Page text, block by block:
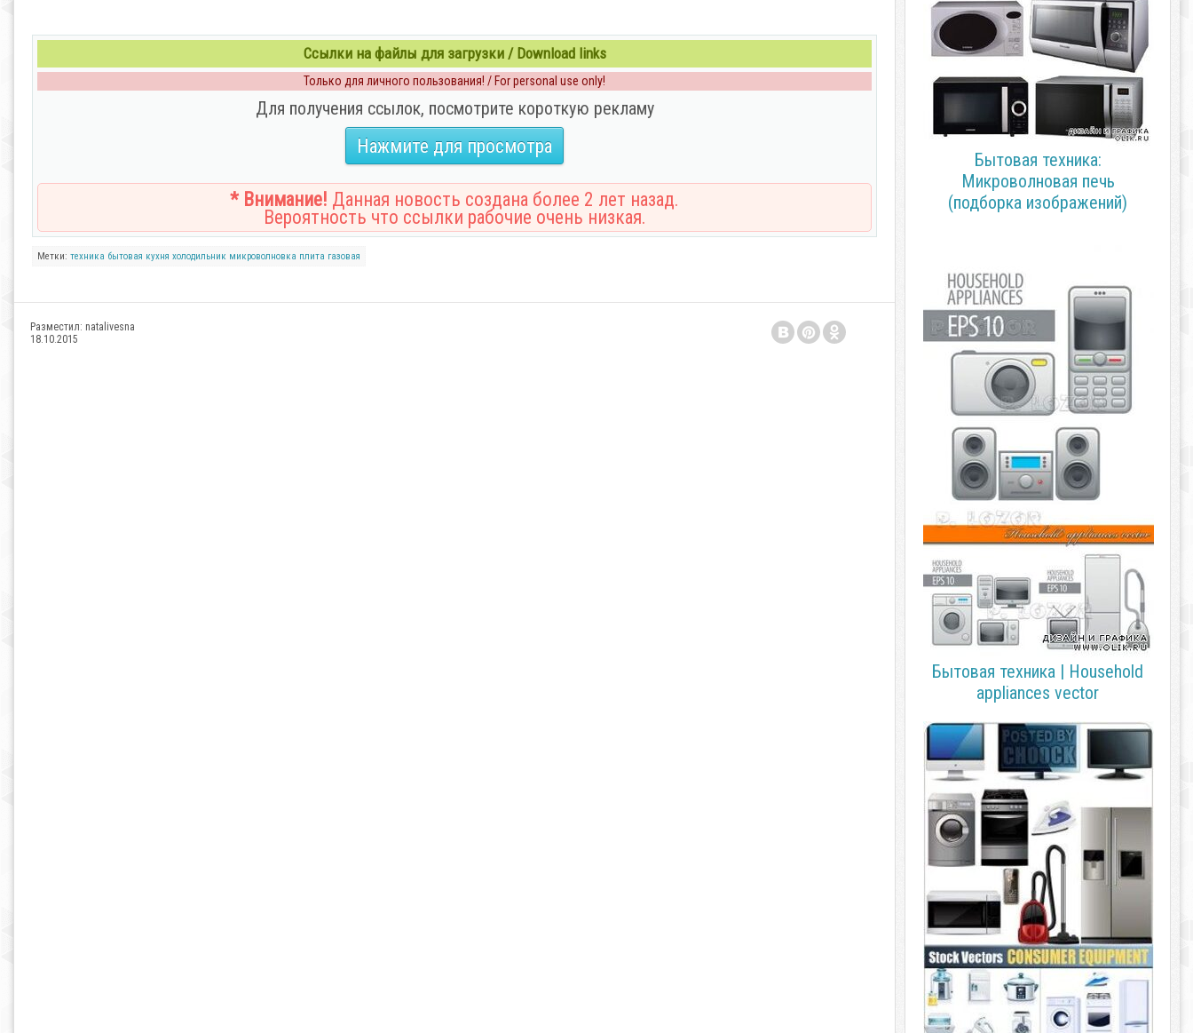
Ссылки на файлы для загрузки / Download links
Только для личного пользования! / For personal use only!
Для получения ссылок, посмотрите короткую рекламу
Нажмите для просмотра
* Внимание! Данная новость создана более 2 лет назад.
Вероятность что ссылки рабочие очень низкая.
Метки: техника бытовая кухня холодильник микроволновка плита газовая
Разместил: natalivesna
18.10.2015
Бытовая техника:
Микроволновая печь
(подборка изображений)
Бытовая техника | Household
appliances vector